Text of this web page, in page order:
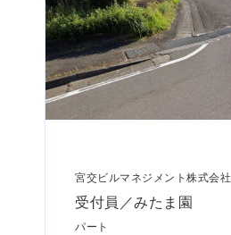
宮交ビルマネジメント株式会社
受付員／みたま園
パート